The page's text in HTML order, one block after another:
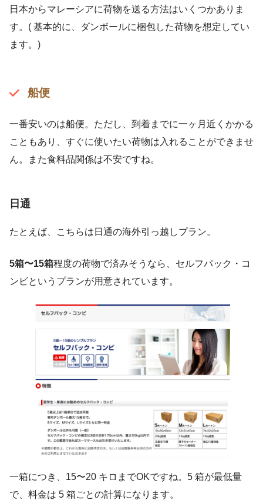
日本からマレーシアに荷物を送る方法はいくつかありま
す。( 基本的に、ダンボールに梱包した荷物を想定してい
ます。)
船便
一番安いのは船便。ただし、到着までに一ヶ月近くかかる
こともあり、すぐに使いたい荷物は入れることができませ
ん。また食料品関係は不安ですね。
日通
たとえば、こちらは日通の海外引っ越しプラン。
5箱〜15箱程度の荷物で済みそうなら、セルフパック・コ
ンビというプランが用意されています。
一箱につき、15〜20 キロまでOKですね。5 箱が最低量
で、料金は 5 箱ごとの計算になります。